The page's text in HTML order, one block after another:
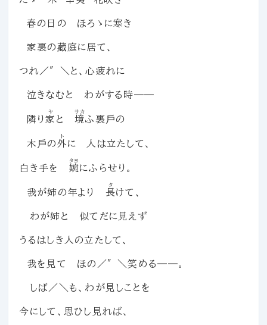
春の日の ほろゝに寒き
家裏の藏庭に居て、
つれ／″＼と、心疲れに
泣きなむと わがする時――
隣り家
ヤ
と 境
サカ
ふ裏戶の
木戶の外
ト
に 人は立たして、
白き手を 婉
タヨ
にふらせり。
我が姉の年より 長
タ
けて、
わが姉と 似てだに見えず
うるはしき人の立たして、
我を見て ほの／″＼笑める――。
しば／＼も、わが見しことを
今にして、思ひし見れば、